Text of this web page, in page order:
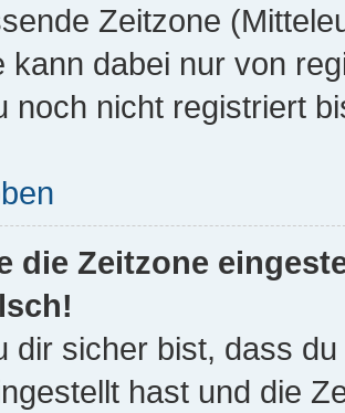
Zeitzone
kann dabei nur von
noch nicht registriert
die Zeitzone
dir sicher bist, dass
hast und die